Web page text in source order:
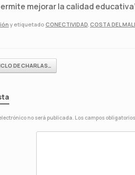
mejorar la calidad
y etiquetado CONECTIVIDAD, COSTA DEL
DE CHARLAS…
no será publicada. Los campos